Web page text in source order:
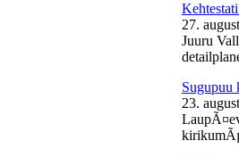
27.
Juuru
Sugupuu
23.